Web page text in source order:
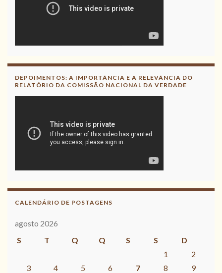
DEPOIMENTOS: A IMPORTÂNCIA E A RELEVÂNCIA DO
RELATÓRIO DA COMISSÃO NACIONAL DA VERDADE
CALENDÁRIO DE POSTAGENS
agosto 2026
S
T Q Q S S
D
1
2
3
4 5 6 7 8
9